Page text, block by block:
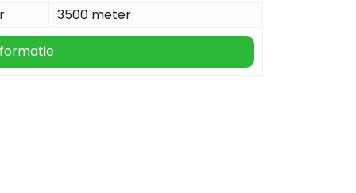
3500 meter